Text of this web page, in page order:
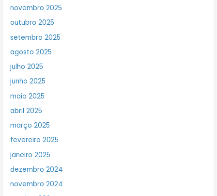
novembro 2025
outubro 2025
setembro 2025
agosto 2025
julho 2025
junho 2025
maio 2025
abril 2025
março 2025
fevereiro 2025
janeiro 2025
dezembro 2024
novembro 2024